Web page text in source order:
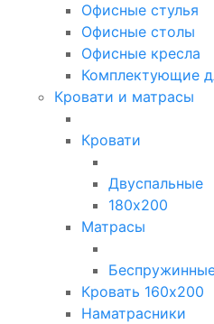
Офисные стулья
Офисные столы
Офисные кресла
Комплектующие
Кровати и матрасы
Кровати
Двуспальные
180х200
Матрасы
Кровать 160х200
Наматрасники